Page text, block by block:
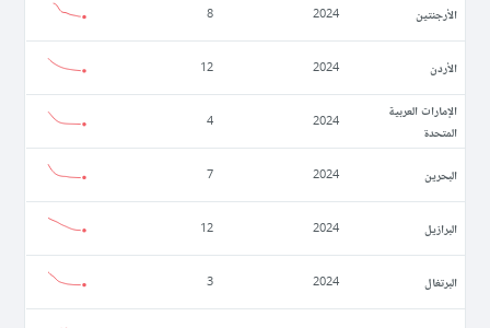
الأرجنتين 2024
8
الأردن 2024
12
الإمارات العربية
المتحدة
2024
4
البحرين 2024
7
البرازيل 2024
12
البرتغال 2024
3